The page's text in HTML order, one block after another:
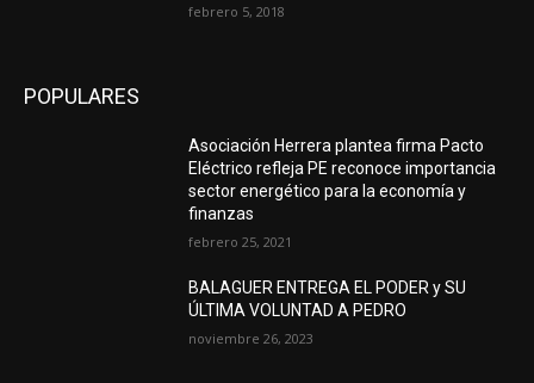
febrero 5, 2018
POPULARES
Asociación Herrera plantea firma Pacto
Eléctrico refleja PE reconoce importancia
sector energético para la economía y
finanzas
febrero 25, 2021
BALAGUER ENTREGA EL PODER y SU
ÚLTIMA VOLUNTAD A PEDRO
noviembre 26, 2023